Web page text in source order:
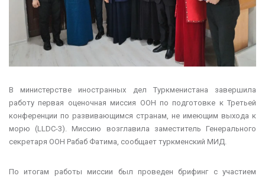
В министерстве иностранных дел Туркменистана завершила
работу первая оценочная миссия ООН по подготовке к Третьей
конференции по развивающимся странам, не имеющим выхода к
морю (LLDC-3). Миссию возглавила заместитель Генерального
секретаря ООН Рабаб Фатима, сообщает туркменский МИД.
По итогам работы миссии был проведен брифинг с участием